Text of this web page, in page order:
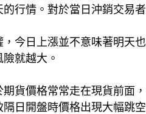
行情。對於當日沖銷交易
今日上漲並不意味著明天
就越大。
貨價格常常走在現貨前面
日開盤時價格出現大幅跳